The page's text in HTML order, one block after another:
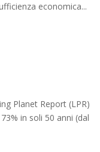
economica...
Planet Report (LPR)
in soli 50 anni (dal